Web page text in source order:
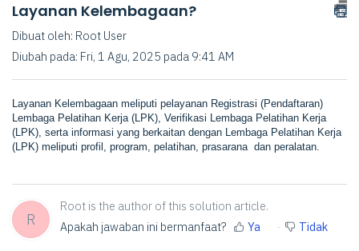
Layanan Kelembagaan?
Dibuat oleh: Root User
Diubah pada: Fri, 1 Agu, 2025 pada 9:41 AM
Layanan Kelembagaan meliputi pelayanan Registrasi (Pendaftaran)
Lembaga Pelatihan Kerja (LPK), Verifikasi Lembaga Pelatihan Kerja
(LPK), serta informasi yang berkaitan dengan Lembaga Pelatihan Kerja
(LPK) meliputi profil, program, pelatihan, prasarana dan peralatan.
R
Root is the author of this solution article.
Apakah jawaban ini bermanfaat?
Ya Tidak